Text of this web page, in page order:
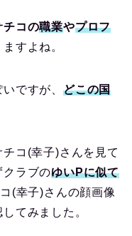
チコの職業やプロフ
すよね。
ですが、 どこの国
コ(幸子)さんを見て
クラブのゆいPに似て
(幸子)さんの顔画像
てみました。